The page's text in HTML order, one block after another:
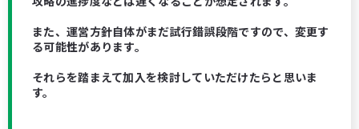
また、運営方針自体がまだ試行錯誤段階ですので、変更す
る可能性があります。
それらを踏まえて加入を検討していただけたらと思いま
す。